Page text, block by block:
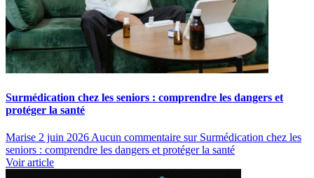
Surmédication chez les seniors : comprendre les dangers et
protéger la santé
Marise 2 juin 2026 Aucun commentaire sur Surmédication chez les
seniors : comprendre les dangers et protéger la santé
Voir article